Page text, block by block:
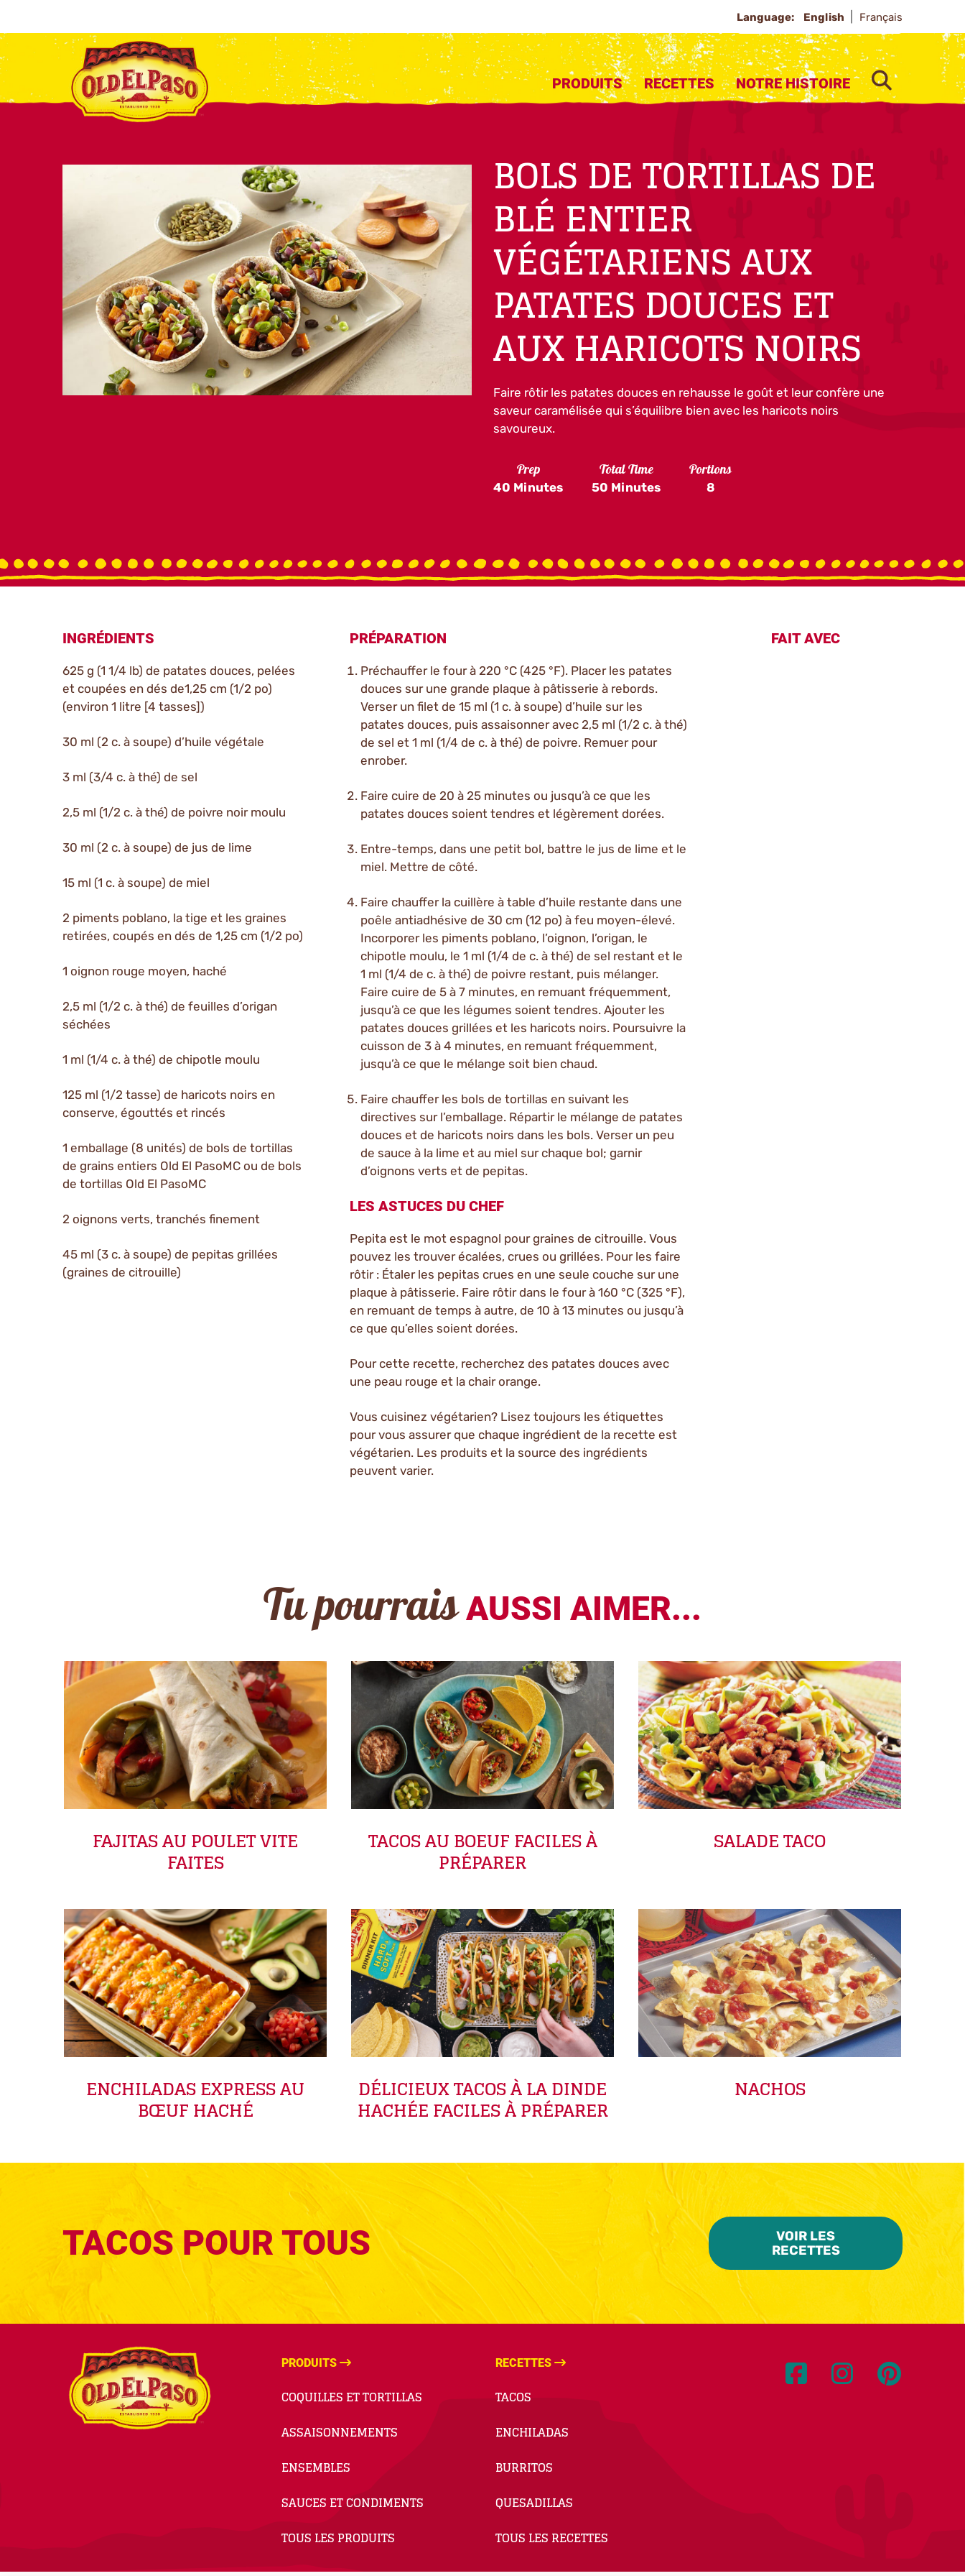
Language: English Français
PRODUITS RECETTES NOTRE HISTOIRE SEARCH
BOLS DE TORTILLAS DE
BLÉ ENTIER
VÉGÉTARIENS AUX
PATATES DOUCES ET
AUX HARICOTS NOIRS
Faire rôtir les patates douces en rehausse le goût et leur confère une
saveur caramélisée qui s’équilibre bien avec les haricots noirs
savoureux.
Prep
40 Minutes
Total Time
50 Minutes
Portions
8
INGRÉDIENTS
625 g (1 1/4 lb) de patates douces, pelées
et coupées en dés de1,25 cm (1/2 po)
(environ 1 litre [4 tasses])
30 ml (2 c. à soupe) d’huile végétale
3 ml (3/4 c. à thé) de sel
2,5 ml (1/2 c. à thé) de poivre noir moulu
30 ml (2 c. à soupe) de jus de lime
15 ml (1 c. à soupe) de miel
2 piments poblano, la tige et les graines
retirées, coupés en dés de 1,25 cm (1/2 po)
1 oignon rouge moyen, haché
2,5 ml (1/2 c. à thé) de feuilles d’origan
séchées
1 ml (1/4 c. à thé) de chipotle moulu
125 ml (1/2 tasse) de haricots noirs en
conserve, égouttés et rincés
1 emballage (8 unités) de bols de tortillas
de grains entiers Old El PasoMC ou de bols
de tortillas Old El PasoMC
2 oignons verts, tranchés finement
45 ml (3 c. à soupe) de pepitas grillées
(graines de citrouille)
PRÉPARATION
Préchauffer le four à 220 °C (425 °F). Placer les patates
douces sur une grande plaque à pâtisserie à rebords.
Verser un filet de 15 ml (1 c. à soupe) d’huile sur les
patates douces, puis assaisonner avec 2,5 ml (1/2 c. à thé)
de sel et 1 ml (1/4 de c. à thé) de poivre. Remuer pour
enrober.
Faire cuire de 20 à 25 minutes ou jusqu’à ce que les
patates douces soient tendres et légèrement dorées.
Entre-temps, dans une petit bol, battre le jus de lime et le
miel. Mettre de côté.
Faire chauffer la cuillère à table d’huile restante dans une
poêle antiadhésive de 30 cm (12 po) à feu moyen-élevé.
Incorporer les piments poblano, l’oignon, l’origan, le
chipotle moulu, le 1 ml (1/4 de c. à thé) de sel restant et le
1 ml (1/4 de c. à thé) de poivre restant, puis mélanger.
Faire cuire de 5 à 7 minutes, en remuant fréquemment,
jusqu’à ce que les légumes soient tendres. Ajouter les
patates douces grillées et les haricots noirs. Poursuivre la
cuisson de 3 à 4 minutes, en remuant fréquemment,
jusqu’à ce que le mélange soit bien chaud.
Faire chauffer les bols de tortillas en suivant les
directives sur l’emballage. Répartir le mélange de patates
douces et de haricots noirs dans les bols. Verser un peu
de sauce à la lime et au miel sur chaque bol; garnir
d’oignons verts et de pepitas.
LES ASTUCES DU CHEF
Pepita est le mot espagnol pour graines de citrouille. Vous
pouvez les trouver écalées, crues ou grillées. Pour les faire
rôtir : Étaler les pepitas crues en une seule couche sur une
plaque à pâtisserie. Faire rôtir dans le four à 160 °C (325 °F),
en remuant de temps à autre, de 10 à 13 minutes ou jusqu’à
ce que qu’elles soient dorées.
Pour cette recette, recherchez des patates douces avec
une peau rouge et la chair orange.
Vous cuisinez végétarien? Lisez toujours les étiquettes
pour vous assurer que chaque ingrédient de la recette est
végétarien. Les produits et la source des ingrédients
peuvent varier.
FAIT AVEC
Tu pourrais AUSSI AIMER...
FAJITAS AU POULET VITE
FAITES
TACOS AU BOEUF FACILES À
PRÉPARER
SALADE TACO
ENCHILADAS EXPRESS AU
BŒUF HACHÉ
DÉLICIEUX TACOS À LA DINDE
HACHÉE FACILES À PRÉPARER
NACHOS
TACOS POUR TOUS
VOIR LES
RECETTES
PRODUITS
COQUILLES ET TORTILLAS
ASSAISONNEMENTS
ENSEMBLES
SAUCES ET CONDIMENTS
TOUS LES PRODUITS
RECETTES
TACOS
ENCHILADAS
BURRITOS
QUESADILLAS
TOUS LES RECETTES